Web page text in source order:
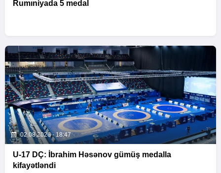
Rumıniyada 5 medal
02.08.2026 - 18:47
U-17 DÇ: İbrahim Həsənov gümüş medalla
kifayətləndi